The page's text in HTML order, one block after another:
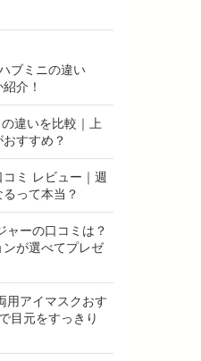
ブミニの違い
介！
違いを比較｜上
すすめ？
ミ レビュー｜週
って本当？
ャーの口コミは？
が選べてプレゼ
用アイマスクおす
目元をすっきり